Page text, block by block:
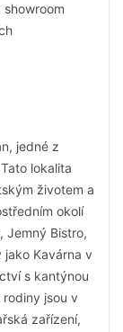
jedné z
lokalita
životem a
okolí
Jemný Bistro,
Kavárna v
s kantýnou
jsou v
zařízení,